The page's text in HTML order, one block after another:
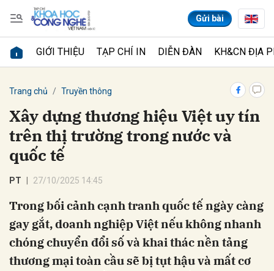
Gửi bài
GIỚI THIỆU TẠP CHÍ IN DIỄN ĐÀN KH&CN ĐỊA
Trang chủ Truyền thông
Xây dựng thương hiệu Việt uy tín
trên thị trường trong nước và
quốc tế
PT 27/10/2025 14:45
Trong bối cảnh cạnh tranh quốc tế ngày càng
gay gắt, doanh nghiệp Việt nếu không nhanh
chóng chuyển đổi số và khai thác nền tảng
thương mại toàn cầu sẽ bị tụt hậu và mất cơ
Gửi bình luận
Hủy Gửi